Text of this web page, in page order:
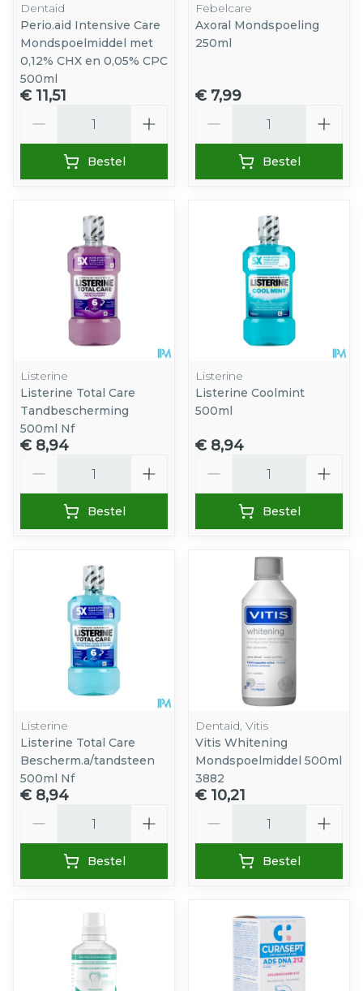
Dentaid
Perio.aid Intensive Care
Mondspoelmiddel met
0,12% CHX en 0,05% CPC
500ml
€ 11,51
Bestel
Febelcare
Axoral Mondspoeling
250ml
€ 7,99
Bestel
Listerine
Listerine Total Care
Tandbescherming
500ml Nf
€ 8,94
Bestel
Listerine
Listerine Coolmint
500ml
€ 8,94
Bestel
Listerine
Listerine Total Care
Bescherm.a/tandsteen
500ml Nf
€ 8,94
Bestel
Dentaid, Vitis
Vitis Whitening
Mondspoelmiddel 500ml
3882
€ 10,21
Bestel